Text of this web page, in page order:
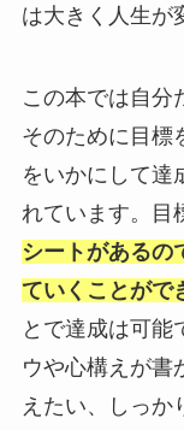
は大きく人生が
この本では自分
そのために目標
をいかにして達
れています。目
シートがあるの
ていくことがで
とで達成は可能
ウや心構えが書
えたい、しっか